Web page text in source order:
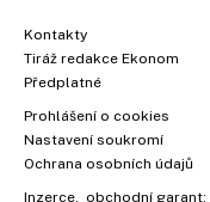
Kontakty
Tiráž redakce Ekonom
Předplatné
Prohlášení o cookies
Nastavení soukromí
Ochrana osobních údajů
Inzerce , obchodní garant: